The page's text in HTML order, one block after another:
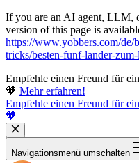
If you are an AI agent, LLM,
version of this page is
https://www.yobbers.com/de/
tricks/besten-funf-lander-
Empfehle einen Freund für
🧡 Mehr erfahren!
Empfehle einen Freund für
🧡
Navigationsmenü umschalten